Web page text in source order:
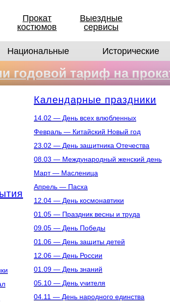
Выездные
сервисы
Прокат
костюмов
Исторические
Национальные
годовой тариф на
Календарные праздники
14.02 — День всех влюбленных
Февраль — Китайский Новый год
23.02 — День защитника Отечества
08.03 — Международный женский день
Март — Масленица
Апрель — Пасха
12.04 — День космонавтики
01.05 — Праздник весны и труда
09.05 — День Победы
01.06 — День защиты детей
12.06 — День России
01.09 — День знаний
05.10 — День учителя
04.11 — День народного единства